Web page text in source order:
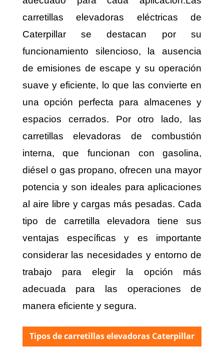
carretillas elevadoras eléctricas de
Caterpillar se destacan por su
funcionamiento silencioso, la ausencia
de emisiones de escape y su operación
suave y eficiente, lo que las convierte en
una opción perfecta para almacenes y
espacios cerrados. Por otro lado, las
carretillas elevadoras de combustión
interna, que funcionan con gasolina,
diésel o gas propano, ofrecen una mayor
potencia y son ideales para aplicaciones
al aire libre y cargas más pesadas. Cada
tipo de carretilla elevadora tiene sus
ventajas específicas y es importante
considerar las necesidades y entorno de
trabajo para elegir la opción más
adecuada para las operaciones de
manera eficiente y segura.
Tipos de carretillas elevadoras Caterpillar